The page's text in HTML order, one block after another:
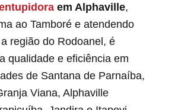
em Alphaville,
ao Tamboré e atendendo
região do Rodoanel, é
qualidade e eficiência em
de Santana de Parnaíba,
Viana, Alphaville